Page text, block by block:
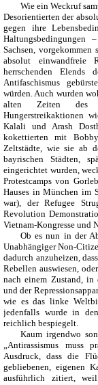
Wie ein Weckruf
Desorientierten der
gegen ihre
Haltungsbedingungen
Sachsen,
absolut einwandfreie
herrschenden Elends
Antifaschismus
würden. Auch wurden
alten Zeiten des
Hungerstreikaktionen
Kalali und Arash
kokettierten mit
Zeltstädte, wie sie ab
bayrischen Städten,
eingerichtet wurden,
Protestcamps von
Hauses in München im
war), der Refugee
Revolution
Vietnam-Kongresse und
Ob es nun in der
Unabhängiger Non-
dadurch anzuheizen,
Rebellen auswiesen,
nach einem Zustand, in
und der
wie es das linke
jedenfalls wurde in
reichlich bespiegelt.
Kaum irgendwo
„Antirassismus muss
Ausdruck, dass die
gebliebenen, eigenen
ausführlich zitiert,